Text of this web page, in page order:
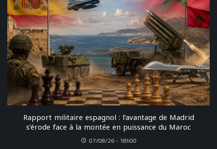
Rapport militaire espagnol : l’avantage de Madrid
s’érode face à la montée en puissance du Maroc
07/08/26 - 18h00